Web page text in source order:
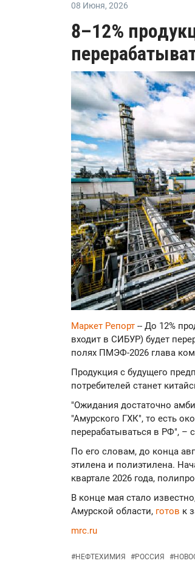
08 Июня, 2026
8–12%
Маркет Репорт -- До 12%
входит в СИБУР) будет
полях ПМЭФ-2026 глава
Продукция с будущего
потребителей станет
"Ожидания достаточно
"Амурского ГХК", то есть
перерабатываться в РФ", –
По его словам, до конца
этилена и полиэтилена.
квартале 2026 года,
В конце мая стало
Амурской области, готов к
mrc.ru
#НЕФТЕХИМИЯ #РОССИЯ #